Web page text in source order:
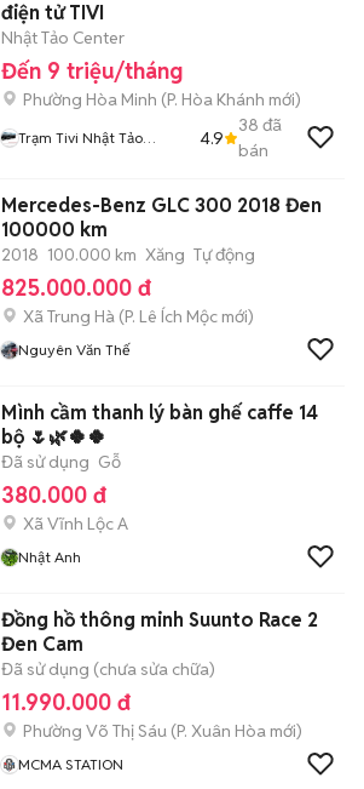
điện tử TIVI
Nhật Tảo Center
Đến 9 triệu/tháng
Phường Hòa Minh (P. Hòa Khánh mới)
Trạm Tivi Nhật Tảo
4.9
38 đã
bán
Mercedes-Benz GLC 300 2018 Đen
100000 km
2018 100.000 km Xăng Tự động
825.000.000 đ
Xã Trung Hà (P. Lê Ích Mộc mới)
Nguyên Văn Thế
Mình cầm thanh lý bàn ghế caffe 14
bộ 🌷🌿🍀🍀
Đã sử dụng Gỗ
380.000 đ
Xã Vĩnh Lộc A
Nhật Anh
Đồng hồ thông minh Suunto Race 2
Đen Cam
Đã sử dụng (chưa sửa chữa)
11.990.000 đ
Phường Võ Thị Sáu (P. Xuân Hòa mới)
MCMA STATION